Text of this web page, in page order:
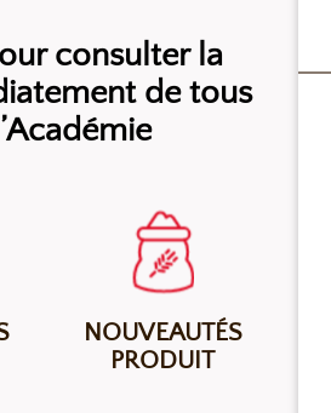
consulter la
de tous
NOUVEAUTÉS
PRODUIT